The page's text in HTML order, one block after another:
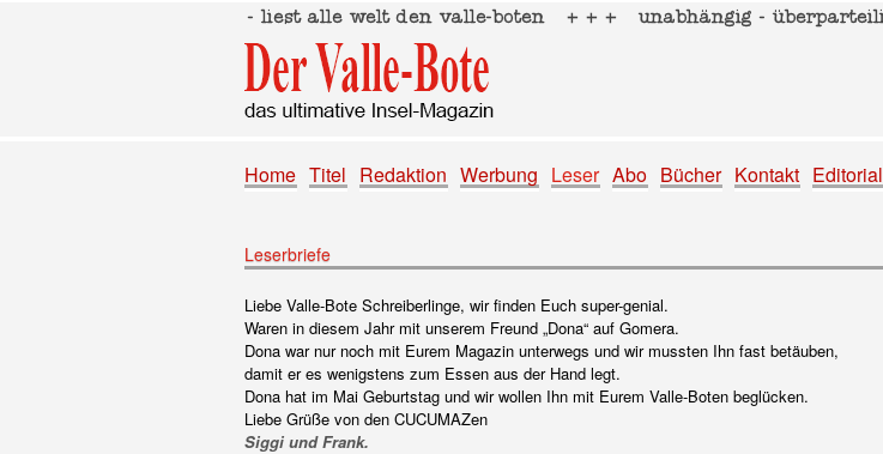
Home Titel Redaktion Werbung Leser Abo Bücher Kontakt Editorial
Leserbriefe
Liebe Valle-Bote Schreiberlinge, wir finden Euch super-genial.
Waren in diesem Jahr mit unserem Freund „Dona“ auf Gomera.
Dona war nur noch mit Eurem Magazin unterwegs und wir mussten Ihn fast betäuben,
damit er es wenigstens zum Essen aus der Hand legt.
Dona hat im Mai Geburtstag und wir wollen Ihn mit Eurem Valle-Boten beglücken.
Liebe Grüße von den CUCUMAZen
Siggi und Frank.